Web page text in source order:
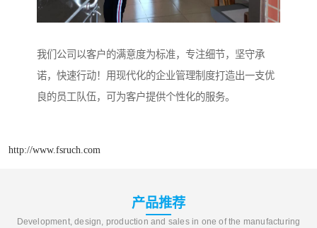
我们公司以客户的满意度为标准，专注细节，坚守承
诺，快速行动！用现代化的企业管理制度打造出一支优
良的员工队伍，可为客户提供个性化的服务。
http://www.fsruch.com
产品推荐
Development, design, production and sales in one of the manufacturing